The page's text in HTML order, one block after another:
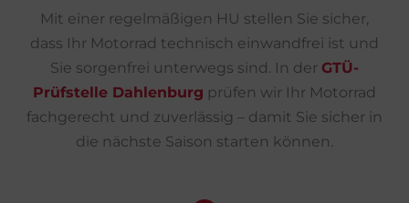
Mit einer regelmäßigen HU stellen Sie sicher,
dass Ihr Motorrad technisch einwandfrei ist und
Sie sorgenfrei unterwegs sind. In der GTÜ-
Prüfstelle Dahlenburg prüfen wir Ihr Motorrad
fachgerecht und zuverlässig – damit Sie sicher in
die nächste Saison starten können.